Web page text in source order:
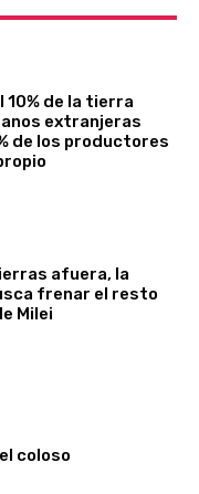
10% de la tierra
extranjeras
de los productores
afuera, la
frenar el resto
Milei
coloso